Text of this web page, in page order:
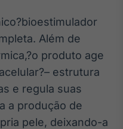
para
fundos
no Brasil
IA
breve
Além de
produto age
estrutura
e regula suas
a produção de
pele, deixando-a